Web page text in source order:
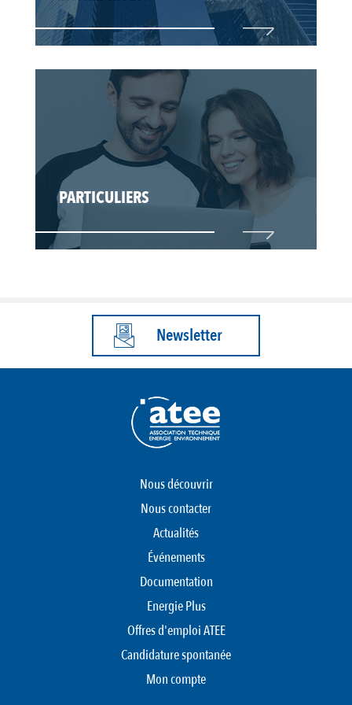
PARTICULIERS
Newsletter
Nous découvrir
Nous contacter
Actualités
Événements
Documentation
Energie Plus
Offres d'emploi ATEE
Candidature spontanée
Mon compte